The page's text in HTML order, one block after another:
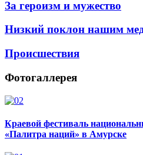
За героизм и мужество
Низкий поклон нашим
Происшествия
Фотогаллерея
Краевой фестиваль
«Палитра наций» в Амурске